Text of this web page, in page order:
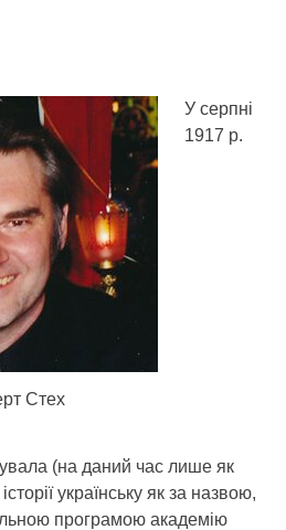
Стех
У серпні
1917 р.
(на даний час лише як
українську як за назвою,
програмою академію